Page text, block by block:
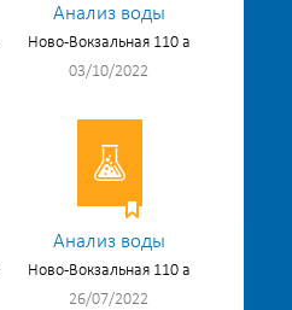
Анализ воды
Ново-Вокзальная 110 а
03/10/2022
Анализ воды
Ново-Вокзальная 110 а
26/07/2022